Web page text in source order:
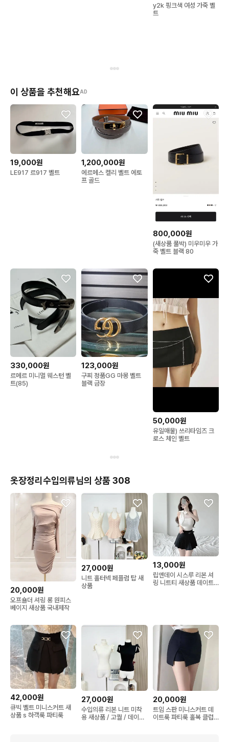
y2k 핑크색 여성 가죽 벨
트
이 상품을 추천해요AD
19,000원
LE917 르917 벨트
1,200,000원
에르메스 켈리 벨트 에토
프 골드
800,000원
(새상품 풀박) 미우미우 가
죽 벨트 블랙 80
330,000원
르메르 미니멀 웨스턴 벨
트(85)
123,000원
구찌 정품GG 마몽 벨트
블랙 금장
50,000원
유일매물) 쓰리타임즈 크
로스 체인 벨트
옷장정리수입의류님의 상품 308
20,000원
오프숄더 셔링 롱 원피스
베이지 새상품 국내제작
27,000원
니트 홀터넥 페플럼 탑 새
상품
13,000원
립앤데이 시스루 리본 셔
링 니트티 새상품 데이트
42,000원
큐빅 벨트 미니스커트 새
상품 s 하객룩 파티룩
27,000원
수입의류 리본 니트 미착
용 새상품 / 고퀄 / 데이트
20,000원
트임 스판 미니스커트 데
이트룩 파티룩 홀복 클럽